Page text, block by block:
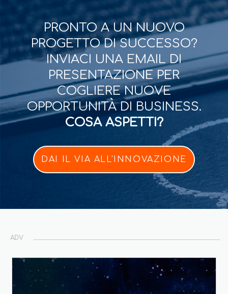
PRONTO A UN NUOVO
PROGETTO DI SUCCESSO?
INVIACI UNA EMAIL DI
PRESENTAZIONE PER
COGLIERE NUOVE
OPPORTUNITÀ DI BUSINESS.
COSA ASPETTI?
DAI IL VIA ALL'INNOVAZIONE
ADV